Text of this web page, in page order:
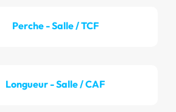
Perche - Salle / TCF
Longueur - Salle / CAF